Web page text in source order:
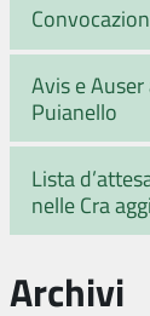
Avis e
Puianello
Lista
nelle Cra
Archivi